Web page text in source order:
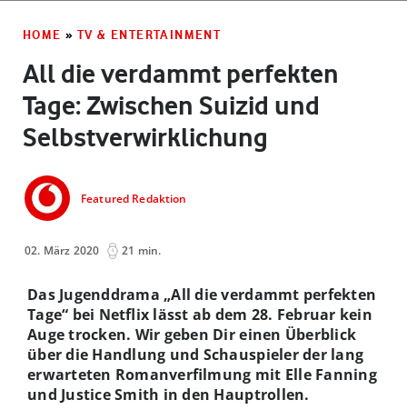
HOME » TV & ENTERTAINMENT
All die verdammt perfekten
Tage: Zwischen Suizid und
Selbstverwirklichung
Featured Redaktion
02. März 2020 21 min.
Das Jugenddrama „All die verdammt perfekten
Tage“ bei Netflix lässt ab dem 28. Februar kein
Auge trocken. Wir geben Dir einen Überblick
über die Handlung und Schauspieler der lang
erwarteten Romanverfilmung mit Elle Fanning
und Justice Smith in den Hauptrollen.